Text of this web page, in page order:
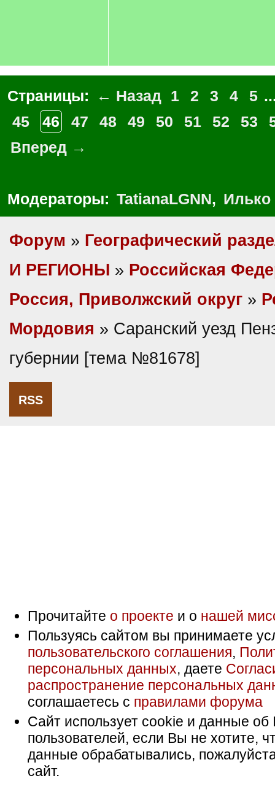
Страницы: ← Назад 1 2 3 4 5
45
46 47 48 49 50 51 52 53
Вперед →
Модераторы: TatianaLGNN, Илько
Форум » Географический
И РЕГИОНЫ » Российская
Россия, Приволжский округ »
Мордовия » Саранский уезд
губернии [тема №81678]
RSS
Прочитайте о проекте и о нашей
Пользуясь сайтом вы принимаете
пользовательского соглашения,
персональных данных, даете
распространение персональных
соглашаетесь с правилами форума
Сайт использует cookie и данные об
пользователей, если Вы не хотите,
данные обрабатывались,
сайт.